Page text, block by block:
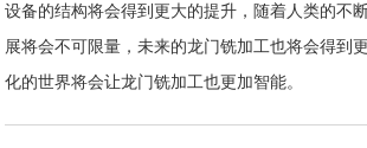
设备的结构将会得到更大的提升，随着人类的不
展将会不可限量，未来的龙门铣加工也将会得到
化的世界将会让龙门铣加工也更加智能。